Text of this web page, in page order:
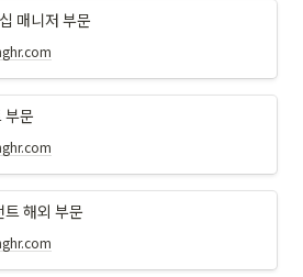
매니저 부문
부문
해외 부문